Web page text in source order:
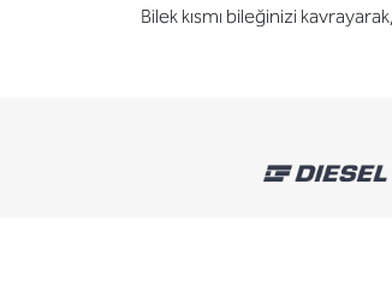
Bilek kısmı bileğinizi